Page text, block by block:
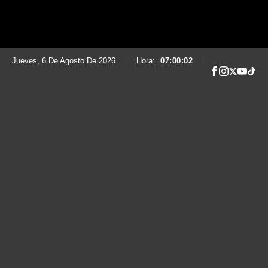
Jueves, 6 De Agosto De 2026 Hora: 07:00:03